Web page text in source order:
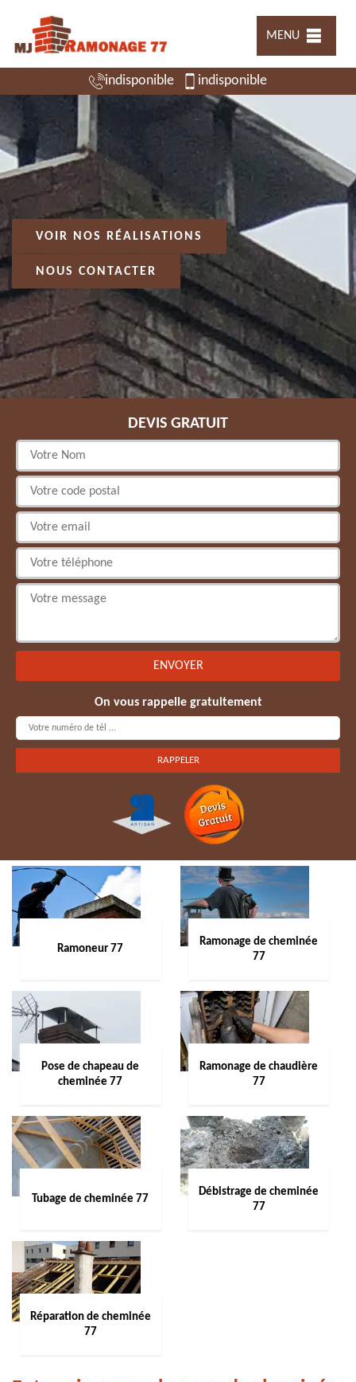
MENU
indisponible indisponible
VOIR NOS RÉALISATIONS
NOUS CONTACTER
DEVIS GRATUIT
On vous rappelle gratuitement
Ramoneur 77
Ramonage de cheminée
77
Pose de chapeau de
cheminée 77
Ramonage de chaudière
77
Tubage de cheminée 77
Débistrage de cheminée
77
Réparation de cheminée
77